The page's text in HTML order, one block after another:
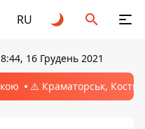
RU
16 Грудень 2021
⚠️ Краматорськ,